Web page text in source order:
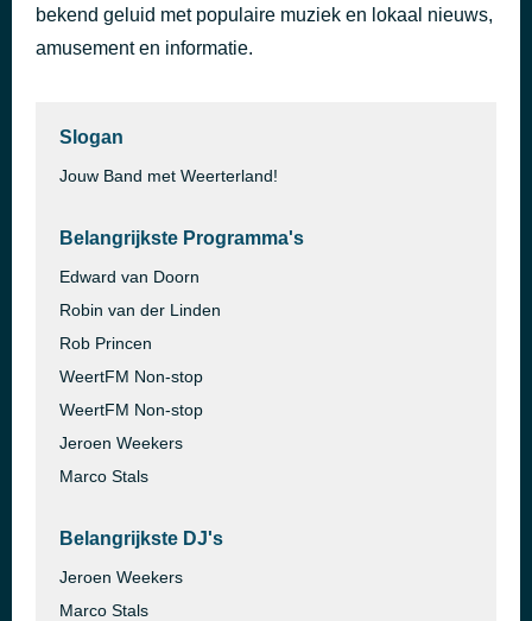
bekend geluid met populaire muziek en lokaal nieuws,
amusement en informatie.
Slogan
Jouw Band met Weerterland!
Belangrijkste Programma's
Edward van Doorn
Robin van der Linden
Rob Princen
WeertFM Non-stop
WeertFM Non-stop
Jeroen Weekers
Marco Stals
Belangrijkste DJ's
Jeroen Weekers
Marco Stals